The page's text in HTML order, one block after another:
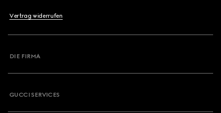
Vertrag widerrufen
DIE FIRMA
GUCCI SERVICES